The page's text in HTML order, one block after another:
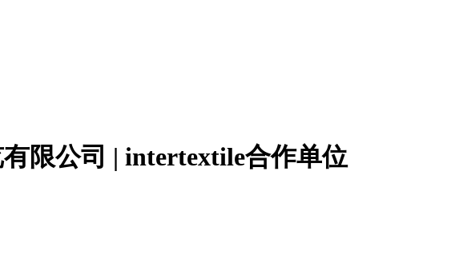
限公司 | intertextile合作单位